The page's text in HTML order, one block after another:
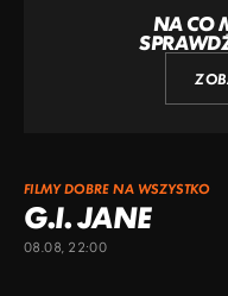
NA CO
FILMY DOBRE NA WSZYSTKO
G.I. JANE
08.08, 22:00